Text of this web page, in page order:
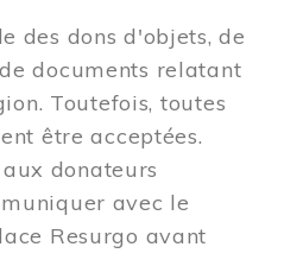
des dons d'objets, de
documents relatant
Toutefois, toutes
être acceptées.
donateurs
avec le
Resurgo avant